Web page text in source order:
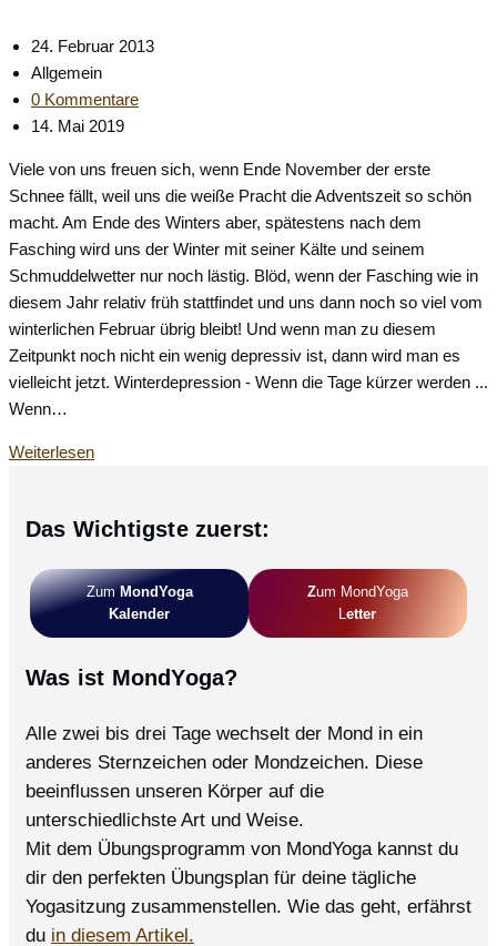
Beitrag
veröffentlicht:
24. Februar 2013
Beitrags-
Kategorie:
Allgemein
Beitrags-
Kommentare:
0 Kommentare
Beitrag
geändert
am:
14. Mai 2019
Viele von uns freuen sich, wenn Ende November der erste
Schnee fällt, weil uns die weiße Pracht die Adventszeit so schön
macht. Am Ende des Winters aber, spätestens nach dem
Fasching wird uns der Winter mit seiner Kälte und seinem
Schmuddelwetter nur noch lästig. Blöd, wenn der Fasching wie in
diesem Jahr relativ früh stattfindet und uns dann noch so viel vom
winterlichen Februar übrig bleibt! Und wenn man zu diesem
Zeitpunkt noch nicht ein wenig depressiv ist, dann wird man es
vielleicht jetzt. Winterdepression - Wenn die Tage kürzer werden ...
Wenn…
WeiterlesenWege
Winterdepression
Wenn
die
Tage
werden
Das Wichtigste zuerst:
ZumMondYoga
Kalender
ZUm MondYoga
LEtter
Was ist MondYoga?
Alle zwei bis drei Tage wechselt der Mond in ein
anderes Sternzeichen oder Mondzeichen. Diese
beeinflussen unseren Körper auf die
unterschiedlichste Art und Weise.
Mit dem Übungsprogramm von MondYoga kannst du
dir den perfekten Übungsplan für deine tägliche
Yogasitzung zusammenstellen. Wie das geht, erfährst
du in diesem Artikel.